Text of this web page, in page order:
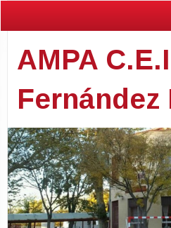
AMPA
Fernández